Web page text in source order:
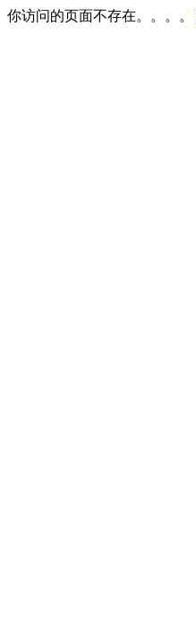
你访问的页面不存在。。。。